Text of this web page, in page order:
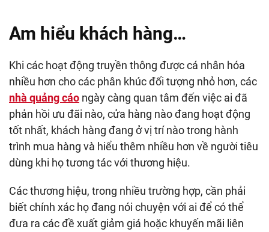
Am hiểu khách hàng…
Khi các hoạt động truyền thông được cá nhân hóa
nhiều hơn cho các phân khúc đối tượng nhỏ hơn, các
nhà quảng cáo ngày càng quan tâm đến việc ai đã
phản hồi ưu đãi nào, cửa hàng nào đang hoạt động
tốt nhất, khách hàng đang ở vị trí nào trong hành
trình mua hàng và hiểu thêm nhiều hơn về người tiêu
dùng khi họ tương tác với thương hiệu.
Các thương hiệu, trong nhiều trường hợp, cần phải
biết chính xác họ đang nói chuyện với ai để có thể
đưa ra các đề xuất giảm giá hoặc khuyến mãi liên